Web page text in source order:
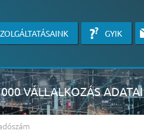
GYIK
VÁLLALKOZÁS